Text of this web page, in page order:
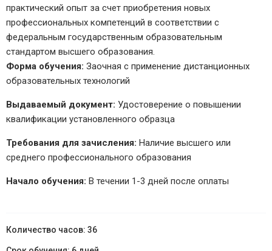
практический опыт за счет приобретения новых
профессиональных компетенций в соответствии с
федеральным государственным образовательным
стандартом высшего образования.
Форма обучения: Заочная с применение дистанционных
образовательных технологий
Выдаваемый документ: Удостоверение о повышении
квалификации установленного образца
Требования для зачисления: Наличие высшего или
среднего профессионального образования
Начало обучения: В течении 1-3 дней после оплаты
36